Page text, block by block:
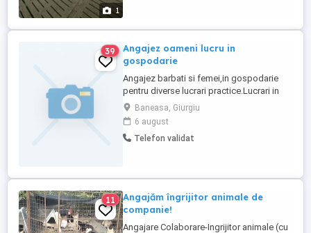
1
39
Angajez oameni lucru in
gospodarie
Angajez barbati si femei,in gospodarie
pentru diverse lucrari practice.Lucrari in
gradina de zarzavaturi si legume,lucrari in
livada si vita de vie,activitati scurte de
furajare si adapare animale:
pasari,porci,capre,precum si alte lucrari
Baneasa, Giurgiu
6 august
Telefon validat
11
Angajăm îngrijitor animale de
companie!
Angajare Colaborare-Ingrijitor animale (cu